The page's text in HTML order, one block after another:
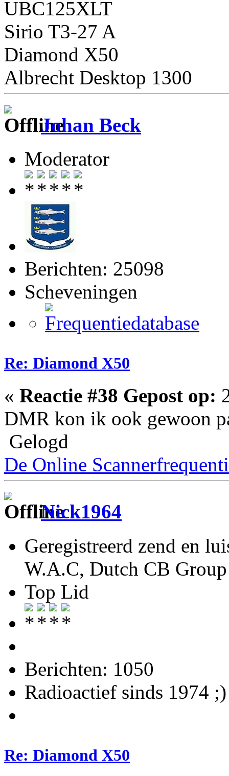
UBC125XLT
Sirio T3-27 A
Diamond X50
Albrecht Desktop 1300
Johan Beck
Moderator
Berichten: 25098
Scheveningen
Re: Diamond X50
« Reactie #38 Gepost op:
DMR kon ik ook gewoon
Gelogd
De Online
Nick1964
Geregistreerd zend en
W.A.C, Dutch CB
Top Lid
Berichten: 1050
Radioactief sinds 1974 ;)
Re: Diamond X50